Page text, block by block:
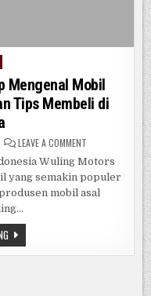
Mengenal Mobil
Tips Membeli di
LEAVE A COMMENT
PANDUAN
LENGKAP
MENGENAL
MOBIL
WULING,
DI
Wuling Motors
yang semakin populer
mobil asal
WULING:
PANDUAN
LENGKAP